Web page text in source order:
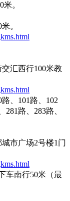
。
。
汇西行100米教
、101路、102
281路、283路、
市广场2号楼1门
车南行50米（最